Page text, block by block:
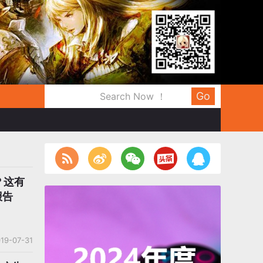
Go
这有
告
07-31